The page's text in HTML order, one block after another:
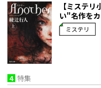
【ミステ
い"名作を
ミステリ
4 特集